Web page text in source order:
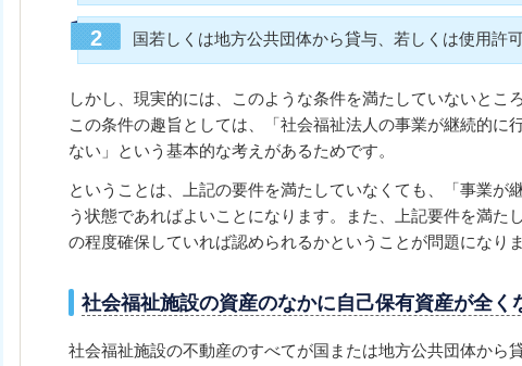
国若しくは地方公共団体から貸与、若しくは使用許
しかし、現実的には、このような条件を満たしていないとこ
この条件の趣旨としては、「社会福祉法人の事業が継続的に
ない」という基本的な考えがあるためです。
ということは、上記の要件を満たしていなくても、「事業が
う状態であればよいことになります。また、上記要件を満た
の程度確保していれば認められるかということが問題になりま
社会福祉施設の資産のなかに自己保有資産が全く
社会福祉施設の不動産のすべてが国または地方公共団体から